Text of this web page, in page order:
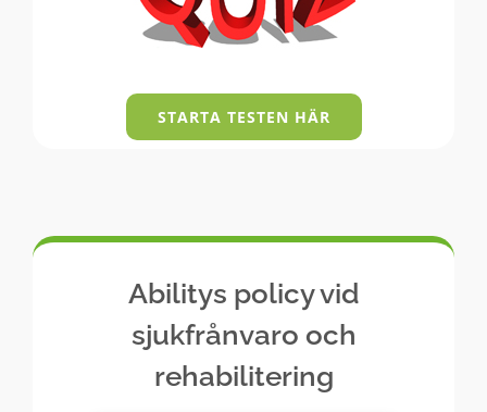
STARTA TESTEN HÄR
Abilitys policy vid
sjukfrånvaro och
rehabilitering